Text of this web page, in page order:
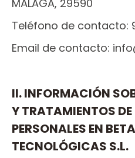
MÁLAGA, 29590
Teléfono de contacto:
Email de contacto:
II. INFORMACIÓN
Y TRATAMIENTOS
PERSONALES EN
TECNOLÓGICAS S.L.